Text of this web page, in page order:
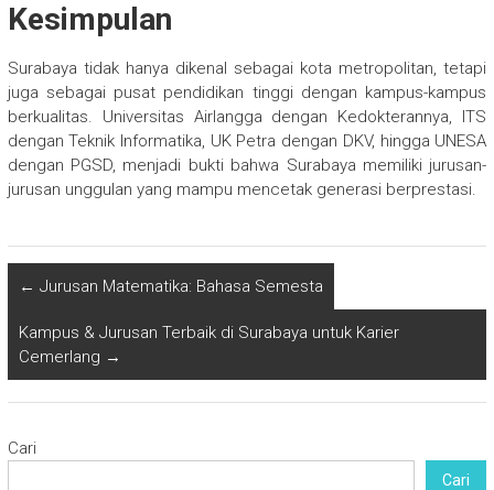
Kesimpulan
Surabaya tidak hanya dikenal sebagai kota metropolitan, tetapi
juga sebagai pusat pendidikan tinggi dengan kampus-kampus
berkualitas. Universitas Airlangga dengan Kedokterannya, ITS
dengan Teknik Informatika, UK Petra dengan DKV, hingga UNESA
dengan PGSD, menjadi bukti bahwa Surabaya memiliki jurusan-
jurusan unggulan yang mampu mencetak generasi berprestasi.
← Jurusan Matematika: Bahasa Semesta
Kampus & Jurusan Terbaik di Surabaya untuk Karier
Cemerlang →
Cari
Cari